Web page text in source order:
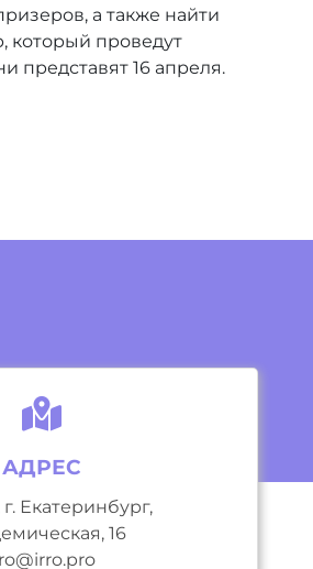
а также найти
который проведут
представят 16 апреля.
АДРЕС
Екатеринбург,
16